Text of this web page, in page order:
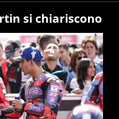
si chiariscono